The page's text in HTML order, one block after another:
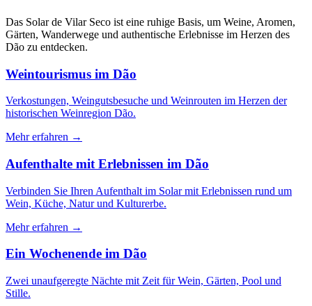
Das Solar de Vilar Seco ist eine ruhige Basis, um Weine, Aromen,
Gärten, Wanderwege und authentische Erlebnisse im Herzen des
Dão zu entdecken.
Weintourismus im Dão
Verkostungen, Weingutsbesuche und Weinrouten im Herzen der
historischen Weinregion Dão.
Mehr erfahren →
Aufenthalte mit Erlebnissen im Dão
Verbinden Sie Ihren Aufenthalt im Solar mit Erlebnissen rund um
Wein, Küche, Natur und Kulturerbe.
Mehr erfahren →
Ein Wochenende im Dão
Zwei unaufgeregte Nächte mit Zeit für Wein, Gärten, Pool und
Stille.